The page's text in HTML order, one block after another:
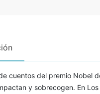
cuentos del premio Nobel
y sobrecogen. En